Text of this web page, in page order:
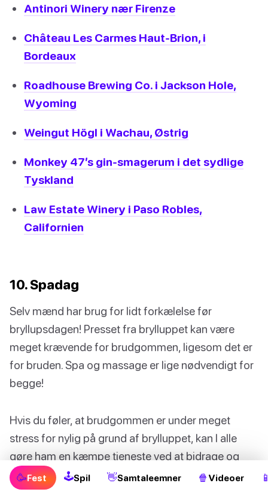
Antinori Winery nær Firenze
Château Les Carmes Haut-Brion, i
Bordeaux
Roadhouse Brewing Co. i Jackson Hole,
Wyoming
Weingut Högl i Wachau, Østrig
Monkey 47’s gin-smagerum i det sydlige
Tyskland
Law Estate Winery i Paso Robles,
Californien
10. Spadag
Selv mænd har brug for lidt forkælelse før
bryllupsdagen! Presset fra brylluppet kan være
meget krævende for brudgommen, ligesom det er
for bruden. Spa og massage er lige nødvendigt for
begge!
Hvis du føler, at brudgommen er under meget
stress for nylig på grund af brylluppet, kan I alle
gøre ham en kæmpe tjeneste ved at bidrage og
betale for et spa-retreat i weekenden, der handler
om øko-livsstil og at slappe af fra hverdagens
🥳Fest 🕹Spil 👋Samtaleemner 🍿 Videoer